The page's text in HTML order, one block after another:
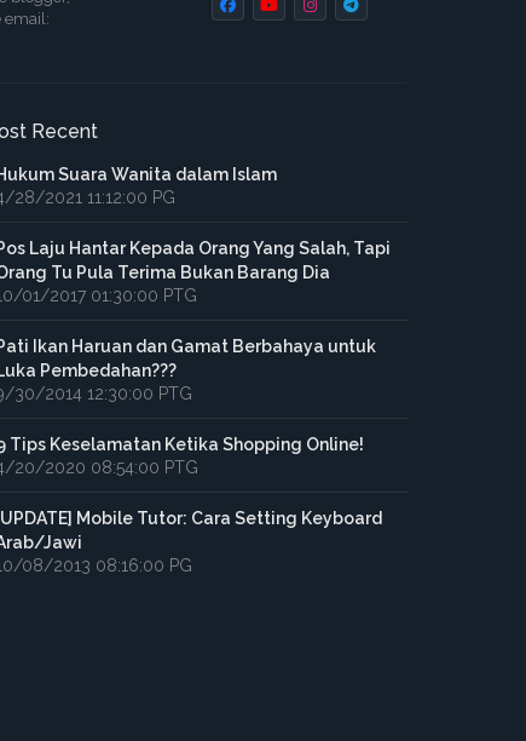
email:
Recent
Suara Wanita dalam Islam
28/2021 11:12:00 PG
Laju Hantar Kepada Orang Yang Salah, Tapi
Tu Pula Terima Bukan Barang Dia
01/2017 01:30:00 PTG
Ikan Haruan dan Gamat Berbahaya untuk
Pembedahan???
30/2014 12:30:00 PTG
Tips Keselamatan Ketika Shopping Online!
20/2020 08:54:00 PTG
Mobile Tutor: Cara Setting Keyboard
Jawi
08/2013 08:16:00 PG